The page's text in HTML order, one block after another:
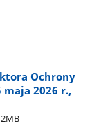
Ochrony
maja 2026 r.,